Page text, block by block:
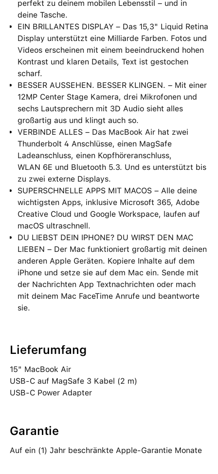
perfekt zu deinem mobilen Lebensstil – und in
deine Tasche.
EIN BRILLANTES DISPLAY – Das 15,3" Liquid Retina
Display unterstützt eine Milliarde Farben. Fotos und
Videos erscheinen mit einem beein­druckend hohen
Kontrast und klaren Details, Text ist gestochen
scharf.
BESSER AUSSEHEN. BESSER KLINGEN. – Mit einer
12MP Center Stage Kamera, drei Mikrofonen und
sechs Lautsprechern mit 3D Audio sieht alles
großartig aus und klingt auch so.
VERBINDE ALLES – Das MacBook Air hat zwei
Thunderbolt 4 Anschlüsse, einen MagSafe
Ladeanschluss, einen Kopfhöreranschluss,
WLAN 6E und Bluetooth 5.3. Und es unterstützt bis
zu zwei externe Displays.
SUPERSCHNELLE APPS MIT MACOS – Alle deine
wichtigsten Apps, inklusive Microsoft 365, Adobe
Creative Cloud und Google Workspace, laufen auf
macOS ultraschnell.
DU LIEBST DEIN IPHONE? DU WIRST DEN MAC
LIEBEN – Der Mac funktioniert großartig mit deinen
anderen Apple Geräten. Kopiere Inhalte auf dem
iPhone und setze sie auf dem Mac ein. Sende mit
der Nachrichten App Textnachrichten oder mach
mit deinem Mac FaceTime Anrufe und beantworte
sie.
Lieferumfang
15" MacBook Air
USB‑C auf MagSafe 3 Kabel (2 m)
USB‑C Power Adapter
Garantie
Auf ein (1) Jahr beschränkte Apple-Garantie Monate